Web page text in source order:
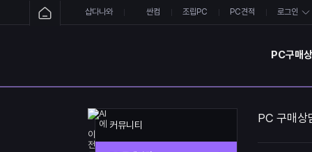
샵다나와 싼컴 조립PC PC견적 로그인
PC구매
커뮤니티 PC 구매상